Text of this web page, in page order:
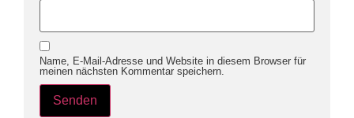
Name, E-Mail-Adresse und Website in diesem Browser für
meinen nächsten Kommentar speichern.